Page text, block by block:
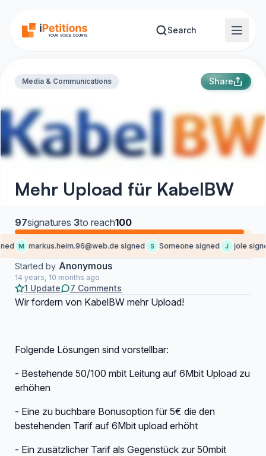
Search
Media & Communications Share
Mehr Upload für KabelBW
97signatures·3to reach100
M markus.heim.96@web.de signed S Someone signed J jole
Started by Anonymous
14 years, 10 months ago
1 Update 7 Comments
Wir fordern von KabelBW mehr Upload!
Folgende Lösungen sind vorstellbar:
- Bestehende 50/100 mbit Leitung auf 6Mbit Upload zu
erhöhen
- Eine zu buchbare Bonusoption für 5€ die den
bestehenden Tarif auf 6Mbit upload erhöht
- Ein zusätzlicher Tarif als Gegenstück zur 50mbit